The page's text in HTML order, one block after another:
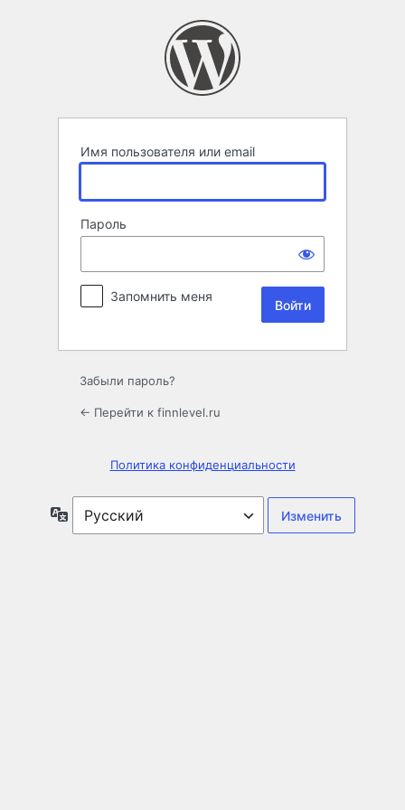
Имя пользователя или email
Пароль
Запомнить меня
Забыли пароль?
← Перейти к finnlevel.ru
Политика конфиденциальности
Язык